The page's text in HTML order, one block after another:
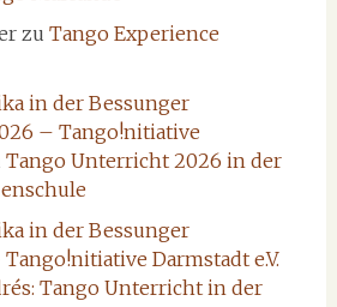
zu Tango Experience
in der Bessunger
– Tango!nitiative
Tango Unterricht 2026 in der
in der Bessunger
Darmstadt e.V.
Tango Unterricht in der